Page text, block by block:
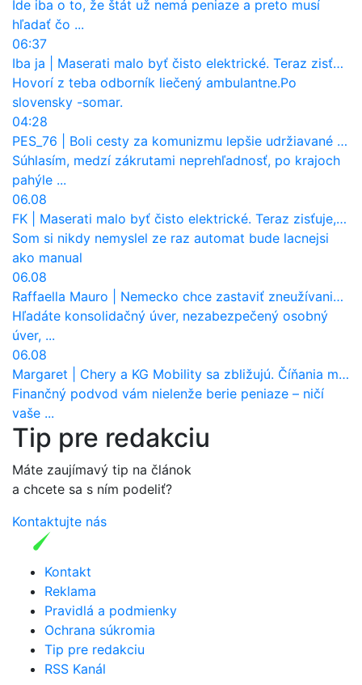
Ide iba o to, že štát už nemá peniaze a preto musí
hľadať čo ...
06:37
Iba ja
Maserati malo byť čisto elektrické. Teraz zisťuje, že potrebuje nový osemvalcový motor
Hovorí z teba odborník liečený ambulantne.Po
slovensky -somar.
04:28
PES_76
Boli cesty za komunizmu lepšie udržiavané ako dnes?
Súhlasím, medzí zákrutami neprehľadnosť, po krajoch
pahýle ...
06.08
FK
Maserati malo byť čisto elektrické. Teraz zisťuje, že potrebuje nový osemvalcový motor
Som si nikdy nemyslel ze raz automat bude lacnejsi
ako manual
06.08
Raffaella Mauro
Nemecko chce zastaviť zneužívanie dotácií na elektromobily. Pritvrdí pravidlá
Hľadáte konsolidačný úver, nezabezpečený osobný
úver, ...
06.08
Margaret
Chery a KG Mobility sa zbližujú. Číňania môžu získať 10 % bývalého SsangYongu
Finančný podvod vám nielenže berie peniaze – ničí
vaše ...
Tip pre redakciu
Máte zaujímavý tip na článok
a chcete sa s ním podeliť?
Kontaktujte nás
Kontakt
Reklama
Pravidlá a podmienky
Ochrana súkromia
Tip pre redakciu
RSS Kanál